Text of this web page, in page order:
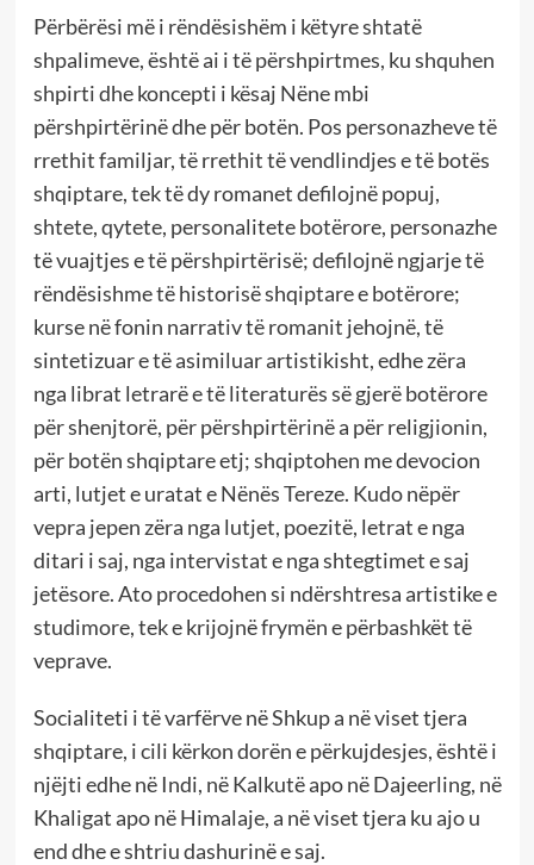
Përbërësi më i rëndësishëm i këtyre shtatë
shpalimeve, është ai i të përshpirtmes, ku shquhen
shpirti dhe koncepti i kësaj Nëne mbi
përshpirtërinë dhe për botën. Pos personazheve të
rrethit familjar, të rrethit të vendlindjes e të botës
shqiptare, tek të dy romanet defilojnë popuj,
shtete, qytete, personalitete botërore, personazhe
të vuajtjes e të përshpirtërisë; defilojnë ngjarje të
rëndësishme të historisë shqiptare e botërore;
kurse në fonin narrativ të romanit jehojnë, të
sintetizuar e të asimiluar artistikisht, edhe zëra
nga librat letrarë e të literaturës së gjerë botërore
për shenjtorë, për përshpirtërinë a për religjionin,
për botën shqiptare etj; shqiptohen me devocion
arti, lutjet e uratat e Nënës Tereze. Kudo nëpër
vepra jepen zëra nga lutjet, poezitë, letrat e nga
ditari i saj, nga intervistat e nga shtegtimet e saj
jetësore. Ato procedohen si ndërshtresa artistike e
studimore, tek e krijojnë frymën e përbashkët të
veprave.
Socialiteti i të varfërve në Shkup a në viset tjera
shqiptare, i cili kërkon dorën e përkujdesjes, është i
njëjti edhe në Indi, në Kalkutë apo në Dajeerling, në
Khaligat apo në Himalaje, a në viset tjera ku ajo u
end dhe e shtriu dashurinë e saj.